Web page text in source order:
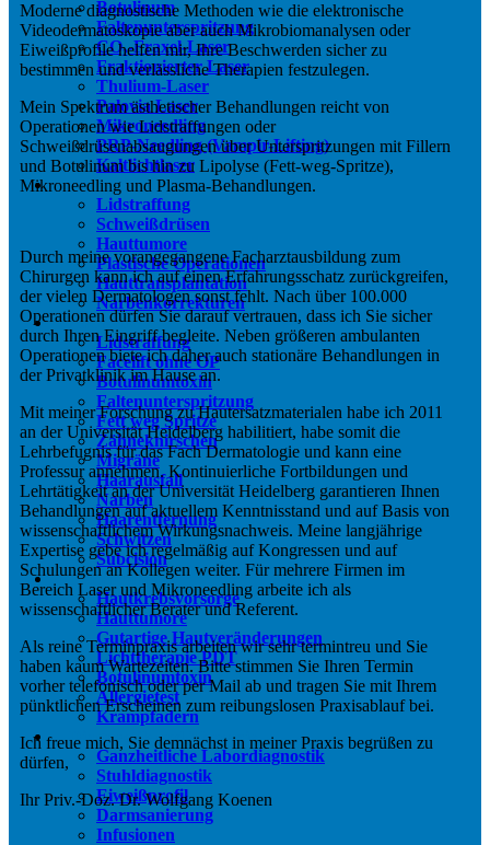
Botulinum
Faltenunterspritzung
CO₂-Fraxel-Laser
Fraktionierter Laser
Thulium-Laser
Palovia Laser
Mikroneedling
PRP-Needling (Vampir-Lifting)
Kaltlichtlaser
Operationen
Lidstraffung
Schweißdrüsen
Hauttumore
Plastische Operationen
Hauttransplantation
Narbenkorrekturen
Ästhetik
Lidstraffung
Facelift ohne OP
Botulinumtoxin
Faltenunterspritzung
Fett weg Spritze
Zähneknirschen
Migräne
Haarausfall
Narben
Haarentfernung
Schwitzen
Subcision
Dermatologie
Hautkrebsvorsorge
Hauttumore
Gutartige Hautveränderungen
Lichttherapie PDT
Botulinumtoxin
Allergietest
Krampfadern
Diagnostik und Therapie
Ganzheitliche Labordiagnostik
Stuhldiagnostik
Eiweißprofil
Darmsanierung
Infusionen
Moderne diagnostische Methoden wie die elektronische
Videodermatoskopie aber auch Mikrobiomanalysen oder
Eiweißprofile helfen mir, Ihre Beschwerden sicher zu
bestimmen und verlässliche Therapien festzulegen.
Mein Spektrum ästhetischer Behandlungen reicht von
Operationen wie Lidstraffungen oder
Schweißdrüsenabsaugungen über Unterspritzungen mit Fillern
und Botulinum bis hin zu Lipolyse (Fett-weg-Spritze),
Mikroneedling und Plasma-Behandlungen.
Durch meine vorangegangene Facharztausbildung zum
Chirurgen kann ich auf einen Erfahrungsschatz zurückgreifen,
der vielen Dermatologen sonst fehlt. Nach über 100.000
Operationen dürfen Sie darauf vertrauen, dass ich Sie sicher
durch Ihren Eingriff begleite. Neben größeren ambulanten
Operationen biete ich daher auch stationäre Behandlungen in
der Privatklinik im Hause an.
Mit meiner Forschung zu Hautersatzmaterialen habe ich 2011
an der Universität Heidelberg habilitiert, habe somit die
Lehrbefugnis für das Fach Dermatologie und kann eine
Professur annehmen. Kontinuierliche Fortbildungen und
Lehrtätigkeit an der Universität Heidelberg garantieren Ihnen
Behandlungen auf aktuellem Kenntnisstand und auf Basis von
wissenschaftlichem Wirkungsnachweis. Meine langjährige
Expertise gebe ich regelmäßig auf Kongressen und auf
Schulungen an Kollegen weiter. Für mehrere Firmen im
Bereich Laser und Mikroneedling arbeite ich als
wissenschaftlicher Berater und Referent.
Als reine Terminpraxis arbeiten wir sehr termintreu und Sie
haben kaum Wartezeiten. Bitte stimmen Sie Ihren Termin
vorher telefonisch oder per Mail ab und tragen Sie mit Ihrem
pünktlichen Erscheinen zum reibungslosen Praxisablauf bei.
Ich freue mich, Sie demnächst in meiner Praxis begrüßen zu
dürfen,
Ihr Priv.-Doz. Dr. Wolfgang Koenen